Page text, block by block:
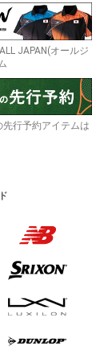
JAPAN(オールジ
先行予約アイテムは